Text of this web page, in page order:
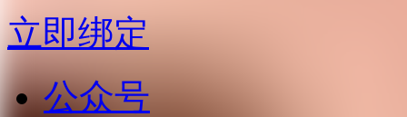
立即绑定
公众号